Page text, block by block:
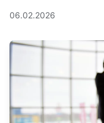
06.02.2026